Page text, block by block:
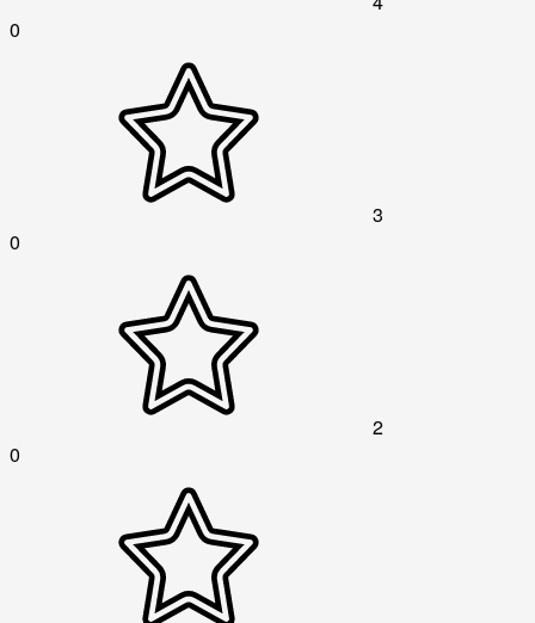
0
3
0
2
0